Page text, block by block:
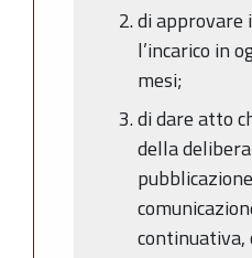
di approvare
l’incarico in
mesi;
di dare atto
della
continuativa,